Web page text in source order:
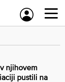
njihovem
pustili na